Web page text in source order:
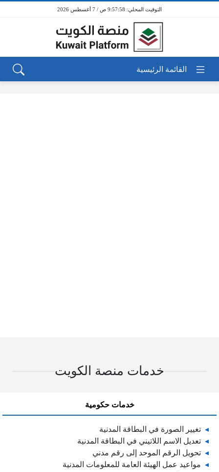
9:57:58 ص / 7 أغسطس 2026
خدمات منصة الكويت
خدمات حكومية
تغيير الصورة في البطاقة المدنية
تعديل الاسم اللاتيني في البطاقة المدنية
تحويل الرقم الموحد إلى رقم مدني
مواعيد عمل الهيئة العامة للمعلومات المدنية